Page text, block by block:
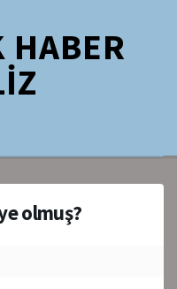
HABER
olmuş?